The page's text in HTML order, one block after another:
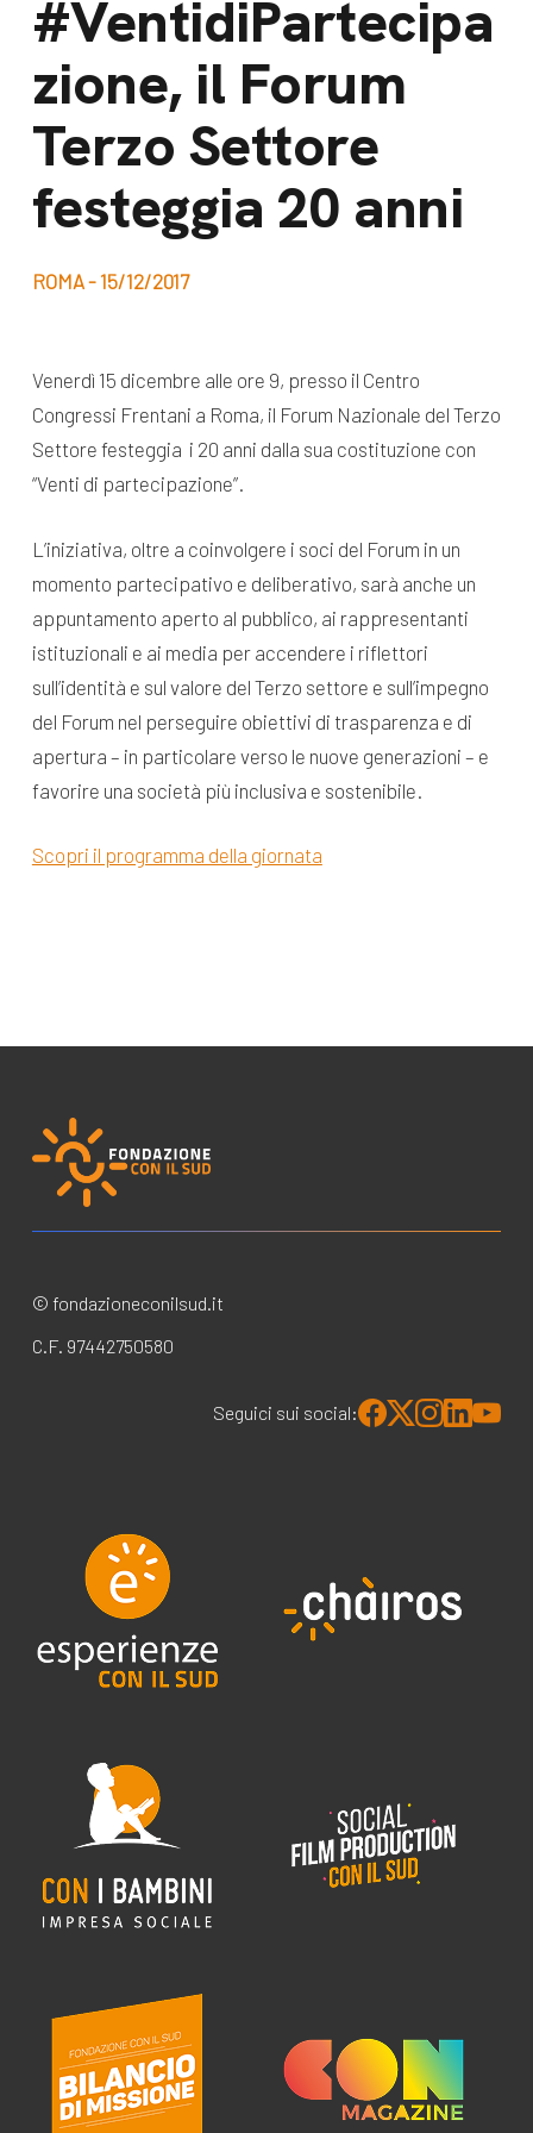
#VentidiPartecipa
zione, il Forum
Terzo Settore
festeggia 20 anni
ROMA - 15/12/2017
Venerdì 15 dicembre alle ore 9, presso il Centro
Congressi Frentani a Roma, il Forum Nazionale del Terzo
Settore festeggia i 20 anni dalla sua costituzione con
“Venti di partecipazione”.
L’iniziativa, oltre a coinvolgere i soci del Forum in un
momento partecipativo e deliberativo, sarà anche un
appuntamento aperto al pubblico, ai rappresentanti
istituzionali e ai media per accendere i riflettori
sull’identità e sul valore del Terzo settore e sull’impegno
del Forum nel perseguire obiettivi di trasparenza e di
apertura – in particolare verso le nuove generazioni – e
favorire una società più inclusiva e sostenibile.
Scopri il programma della giornata
© fondazioneconilsud.it
C.F. 97442750580
Seguici sui social:
Lavora con noi
Bilancio di
missione
News e
appuntamenti
News
dal Sud
Campagne
pubblicazioni
Docufilm
Seguici sui social: